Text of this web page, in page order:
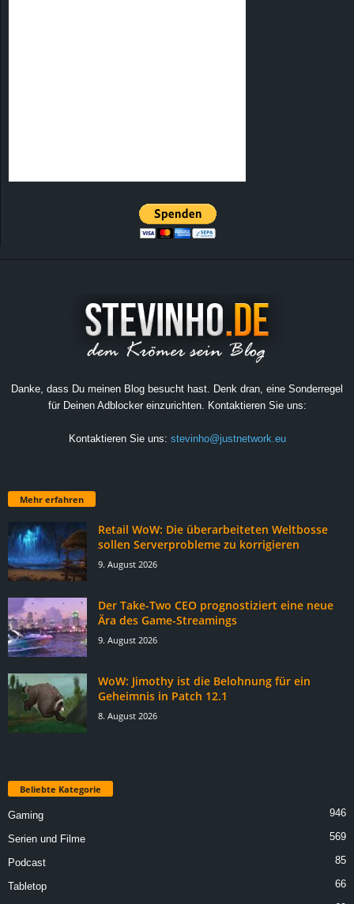
Danke, dass Du meinen Blog besucht hast. Denk dran, eine Sonderregel
für Deinen Adblocker einzurichten. Kontaktieren Sie uns:
Kontaktieren Sie uns: stevinho@justnetwork.eu
Mehr erfahren
Retail WoW: Die überarbeiteten Weltbosse
sollen Serverprobleme zu korrigieren
9. August 2026
Der Take-Two CEO prognostiziert eine neue
Ära des Game-Streamings
9. August 2026
WoW: Jimothy ist die Belohnung für ein
Geheimnis in Patch 12.1
8. August 2026
Beliebte Kategorie
Gaming 946
Serien und Filme 569
Podcast 85
Tabletop
66